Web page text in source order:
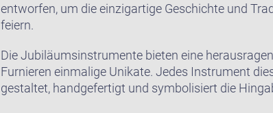
entworfen, um die einzigartige Geschichte und
feiern.
Die Jubiläumsinstrumente bieten eine
Furnieren einmalige Unikate. Jedes Instrument
gestaltet, handgefertigt und symbolisiert die